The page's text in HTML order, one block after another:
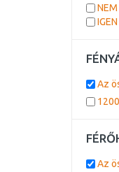
NEM
IGEN
Az
Az